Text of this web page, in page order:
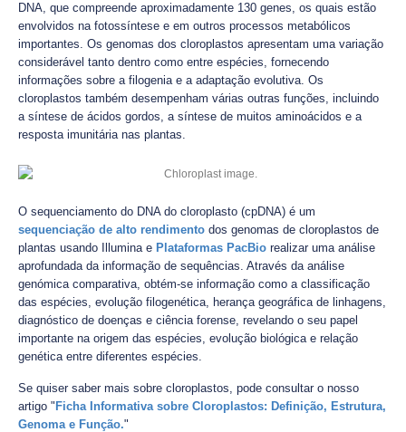
DNA, que compreende aproximadamente 130 genes, os quais estão
envolvidos na fotossíntese e em outros processos metabólicos
importantes. Os genomas dos cloroplastos apresentam uma variação
considerável tanto dentro como entre espécies, fornecendo
informações sobre a filogenia e a adaptação evolutiva. Os
cloroplastos também desempenham várias outras funções, incluindo
a síntese de ácidos gordos, a síntese de muitos aminoácidos e a
resposta imunitária nas plantas.
O sequenciamento do DNA do cloroplasto (cpDNA) é um
sequenciação de alto rendimento dos genomas de cloroplastos de
plantas usando Illumina e Plataformas PacBio realizar uma análise
aprofundada da informação de sequências. Através da análise
genómica comparativa, obtém-se informação como a classificação
das espécies, evolução filogenética, herança geográfica de linhagens,
diagnóstico de doenças e ciência forense, revelando o seu papel
importante na origem das espécies, evolução biológica e relação
genética entre diferentes espécies.
Se quiser saber mais sobre cloroplastos, pode consultar o nosso
artigo " Ficha Informativa sobre Cloroplastos: Definição, Estrutura,
Genoma e Função."